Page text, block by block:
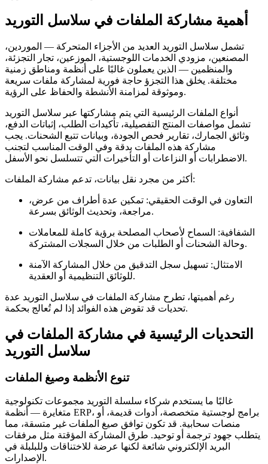
أهمية مشاركة الملفات في سلاسل التوريد
تشمل سلاسل التوريد العديد من الأجزاء المتحركة — الموردين،
المصنعين، مزودي الخدمات اللوجستية، الموزعين، تجار التجزئة،
والمنظمين — الذين يعملون غالبًا على أنظمة ومناطق زمنية
مختلفة. يخلق هذا التجزؤ حاجة فورية لمشاركة ملفات سريعة
وموثوقة لمزامنة الأنشطة والحفاظ على الرؤية.
أنواع الملفات الرئيسية التي يتم مشاركتها عبر سلاسل التوريد
تشمل مواصفات المنتج التفصيلية، تأكيدات الطلب، إثباتات الدفع،
وثائق الجمارك، تقارير فحص الجودة، وبيانات تتبع الشحنات. يجب
مشاركة هذه الملفات بدقة وفي الوقت المناسب لتجنب
الاضطرابات أو النزاعات أو التأخيرات التي تتسلسل نحو الأسفل.
أكثر من مجرد نقل بيانات، تدعم مشاركة الملفات:
التعاون في الوقت الحقيقي: تمكين عدة أطراف من عرض،
مراجعة، وتحديث الوثائق بسرعة.
الشفافية: السماح لأصحاب المصلحة برؤية كاملة للمعاملات
وحالة الشحنات أو الطلبات من خلال السجلات المشتركة.
الامتثال: تسهيل سجل التدقيق من خلال المشاركة الآمنة
للوثائق التنظيمية أو العقدية.
رغم أهميتها، تطرح مشاركة الملفات في سلاسل التوريد عدة
تحديات قد تقوض هذه الفوائد إذا لم تُعالج بحكمة.
التحديات الرئيسية في مشاركة الملفات في
سلاسل التوريد
تنوع الأنظمة وصيغ الملفات
غالبًا ما يستخدم شركاء سلسلة التوريد مجموعات تكنولوجية
متغايرة — أنظمة ERP، برامج لوجستية متخصصة، أدوات قديمة، أو
منصات سحابية. قد تكون توافق صيغ الملفات غير متسقة، مما
يتطلب جهود ترجمة أو توحيد. طرق المشاركة المؤقتة مثل مرفقات
البريد الإلكتروني شائعة لكنها عرضة للاختناقات وللبلبلة في
الإصدارات.